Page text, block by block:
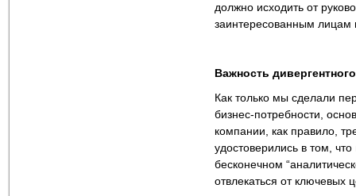
должно исходить от
заинтересованным лицам
Важность
Как только мы сделали
бизнес-потребности,
компании, как правило,
удостоверились в том,
бесконечном
отвлекаться от ключевых